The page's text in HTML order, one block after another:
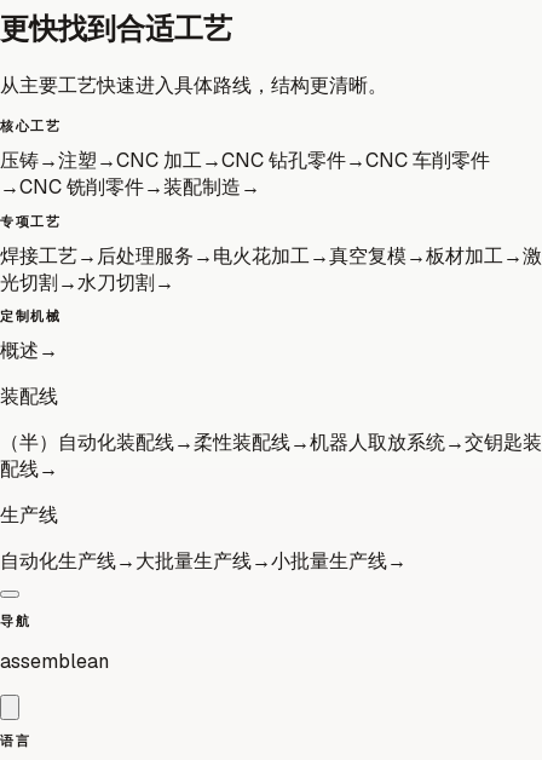
更快找到合适工艺
从主要工艺快速进入具体路线，结构更清晰。
核心工艺
压铸→注塑→CNC 加工→CNC 钻孔零件→CNC 车削零件
→CNC 铣削零件→装配制造→
专项工艺
焊接工艺→ 后处理服务→电火花加工→真空复模→板材加工→激
光切割→水刀切割→
定制机械
概述→
装配线
（半）自动化装配线→柔性装配线→机器人取放系统→交钥匙装
配线→
生产线
自动化生产线→大批量生产线→小批量生产线→
导航
assemblean
语言